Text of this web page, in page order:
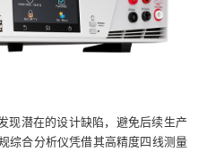
现潜在的设计缺陷，避免后续生产
综合分析仪凭借其高精度四线测量